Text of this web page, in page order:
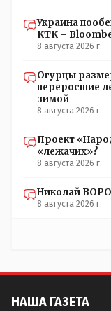
Украина
КТК –
8 августа 2026 г.
Огурцы
переросшие
зимой
8 августа 2026 г.
Проект
«лежачих»?
8 августа 2026 г.
Николай
8 августа 2026 г.
НАША ГАЗЕТА